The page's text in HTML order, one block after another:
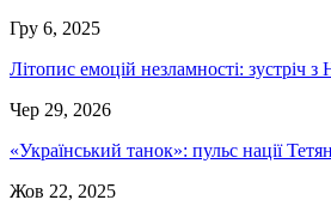
Гру 6, 2025
Літопис емоцій незламності: зустріч
Чер 29, 2026
«Український танок»: пульс нації
Жов 22, 2025